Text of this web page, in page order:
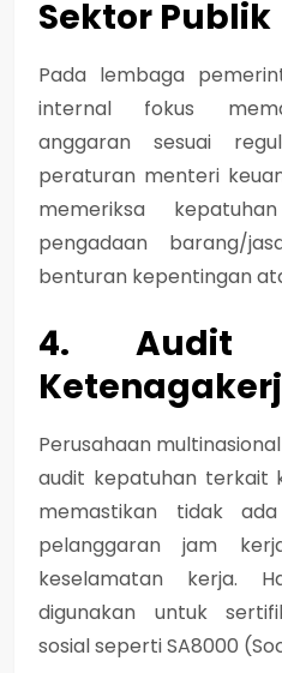
Sektor Publik
Pada lembaga
internal fokus
anggaran sesuai
peraturan menteri
memeriksa
pengadaan barang/
benturan kepentingan
4. Audit
Perusahaan
audit kepatuhan terkait
memastikan tidak
pelanggaran jam
keselamatan kerja.
digunakan untuk
sosial sepertiSA8000